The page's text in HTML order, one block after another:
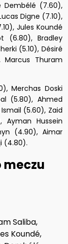
Dembélé (7.60),
Digne (7.10),
Jules Koundé
(6.80), Bradley
(5.10), Désiré
Marcus Thuram
Merchas Doski
(5.80), Ahmed
(5.60), Zaid
Ayman Hussein
(4.90), Aimar
(4.80).
meczu
Saliba,
Koundé,